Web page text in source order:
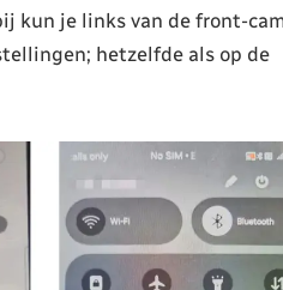
kun je links van de front-
hetzelfde als op de